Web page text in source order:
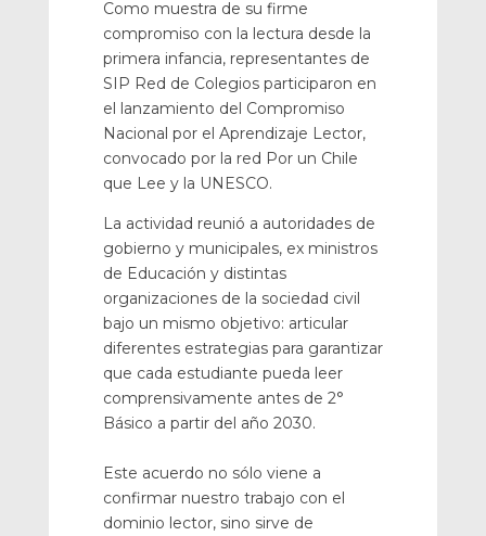
Como muestra de su firme
compromiso con la lectura desde la
primera infancia, representantes de
SIP Red de Colegios participaron en
el lanzamiento del Compromiso
Nacional por el Aprendizaje Lector,
convocado por la red Por un Chile
que Lee y la UNESCO.
La actividad reunió a autoridades de
gobierno y municipales, ex ministros
de Educación y distintas
organizaciones de la sociedad civil
bajo un mismo objetivo: articular
diferentes estrategias para garantizar
que cada estudiante pueda leer
comprensivamente antes de 2°
Básico a partir del año 2030.
Este acuerdo no sólo viene a
confirmar nuestro trabajo con el
dominio lector, sino sirve de